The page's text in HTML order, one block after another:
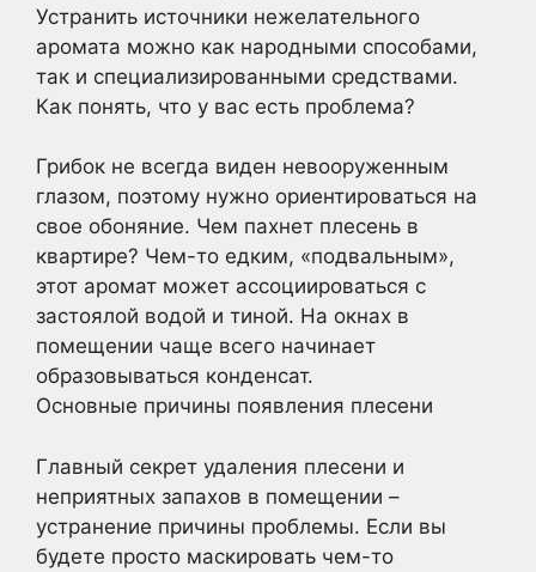
Устранить источники нежелательного
аромата можно как народными способами,
так и специализированными средствами.
Как понять, что у вас есть проблема?
Грибок не всегда виден невооруженным
глазом, поэтому нужно ориентироваться на
свое обоняние. Чем пахнет плесень в
квартире? Чем-то едким, «подвальным»,
этот аромат может ассоциироваться с
застоялой водой и тиной. На окнах в
помещении чаще всего начинает
образовываться конденсат.
Основные причины появления плесени
Главный секрет удаления плесени и
неприятных запахов в помещении –
устранение причины проблемы. Если вы
будете просто маскировать чем-то